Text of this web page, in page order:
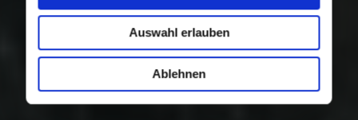
Auswahl erlauben
Ablehnen